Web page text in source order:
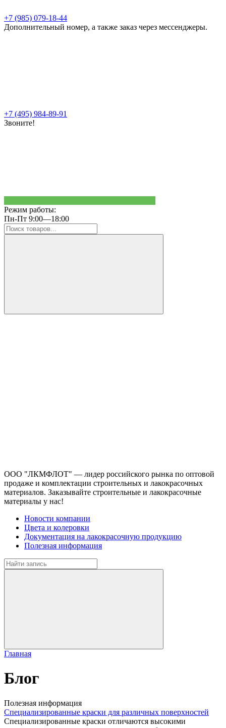
+7 (985) 079-18-44
Дополнительный номер, а также заказ через мессенджеры.
+7 (495) 984-89-91
Звоните!
Режим работы:
Пн-Пт 9:00—18:00
ООО "ЛКМФЛОТ" — лидер российского рынка по оптовой
продаже и комплектации строительных и лакокрасочных
материалов. Заказывайте строительные и лакокрасочные
материалы у нас!
Новости компании
Цвета и колеровки
Документация на лакокрасочную продукцию
Полезная информация
Главная
Блог
Полезная информация
Специализированные краски для различных поверхностей
Специализированные краски отличаются высокими